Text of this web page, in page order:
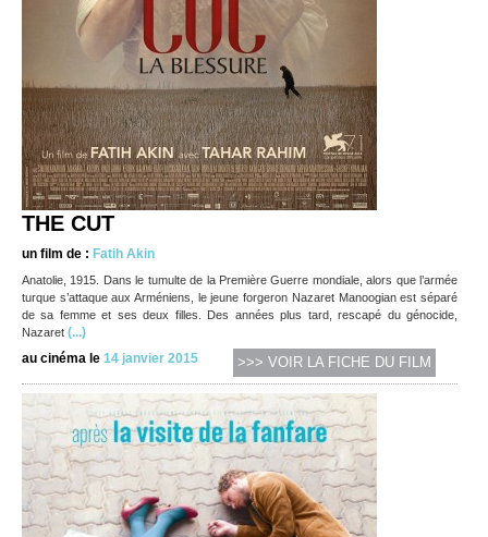
THE CUT
un film de : Fatih Akin
Anatolie, 1915. Dans le tumulte de la Première Guerre mondiale, alors que l’armée
turque s’attaque aux Arméniens, le jeune forgeron Nazaret Manoogian est séparé
de sa femme et ses deux filles. Des années plus tard, rescapé du génocide,
Nazaret (...)
au cinéma le 14 janvier 2015 >>> VOIR LA FICHE DU FILM